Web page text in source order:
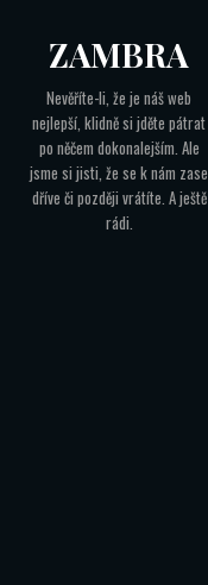
ZAMBRA
Nevěříte-li, že je náš web
nejlepší, klidně si jděte pátrat
po něčem dokonalejším. Ale
jsme si jisti, že se k nám zase
dříve či později vrátíte. A ještě
rádi.